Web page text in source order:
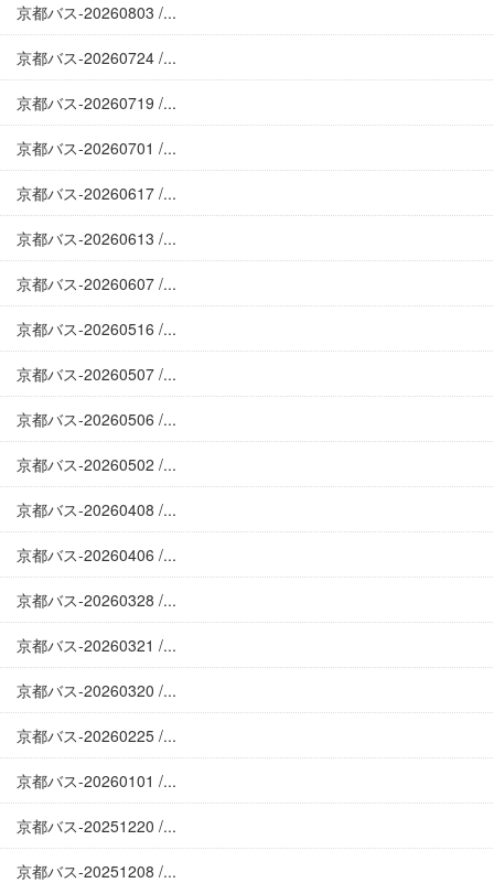
京都バス-20260803 /...
京都バス-20260724 /...
京都バス-20260719 /...
京都バス-20260701 /...
京都バス-20260617 /...
京都バス-20260613 /...
京都バス-20260607 /...
京都バス-20260516 /...
京都バス-20260507 /...
京都バス-20260506 /...
京都バス-20260502 /...
京都バス-20260408 /...
京都バス-20260406 /...
京都バス-20260328 /...
京都バス-20260321 /...
京都バス-20260320 /...
京都バス-20260225 /...
京都バス-20260101 /...
京都バス-20251220 /...
京都バス-20251208 /...